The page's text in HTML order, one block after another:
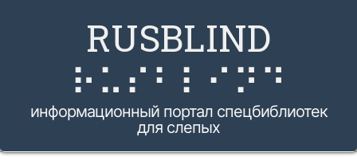
RUSBLIND
⠗⠥⠎⠃⠇⠊⠝⠙
информационный портал спецбиблиотек
для слепых